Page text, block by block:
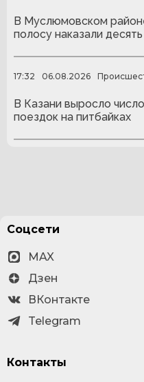
В Муслюмовском
полосу наказали
17:32 06.08.2026
В Казани выросло
поездок на питбайках
Соцсети
MAX
Дзен
ВКонтакте
Telegram
Контакты